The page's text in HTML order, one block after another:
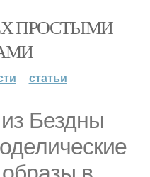
ПРОСТЫМИ
статьи
Бездны